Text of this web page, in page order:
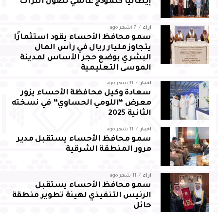
آراء 7 أشهر ago
سمو محافظ الأحساء يقود استثمارًا
يتجاوز مليار ريال في رأس المال
البشري بوضع حجر الأساس لمدينة
الموسى التعليمية
أخبار 11 شهر ago
سعادة وكيل محافظة الأحساء يزور
معرض “اللومي الحساوي” في نسخته
الثانية 2025
أخبار 11 شهر ago
سمو محافظ الأحساء يستقبل مدير
مرور المنطقة الشرقية
آراء 11 شهر ago
سمو محافظ الأحساء يستقبل
الرئيس التنفيذي لهيئة تطوير منطقة
حائل